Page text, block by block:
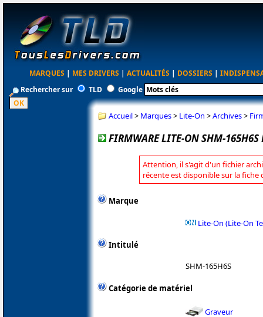
MARQUES | MES DRIVERS | ACTUALITÉS | DOSSIERS |
Rechercher sur
TLD Google
Accueil> Marques> Lite-On >Archives>
FIRMWARE LITE-ON SHM-165H6S
Attention, il s'agit d'un fichier
récente est disponible sur la fiche
Marque
Lite-On (Lite-On
Intitulé
SHM-165H6S
Catégorie de matériel
Graveur